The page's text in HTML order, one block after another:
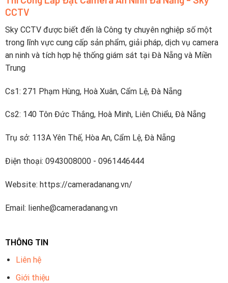
tiếp
thoại
dưới
2
tiếng
CCTV
Sky CCTV được biết đến là Công ty chuyên nghiệp số một
trong lĩnh vực cung cấp sản phẩm, giải pháp, dịch vụ camera
an ninh và tích hợp hệ thống giám sát tại Đà Nẵng và Miền
Trung
Cs1: 271 Phạm Hùng, Hoà Xuân, Cẩm Lệ, Đà Nẵng
Cs2: 140 Tôn Đức Thắng, Hoà Minh, Liên Chiểu, Đà Nẵng
Trụ sở: 113A Yên Thế, Hòa An, Cẩm Lệ, Đà Nẵng
Điện thoại: 0943008000 - 0961446444
Website: https://cameradanang.vn/
Email: lienhe@cameradanang.vn
THÔNG TIN
Liên hệ
Giới thiệu